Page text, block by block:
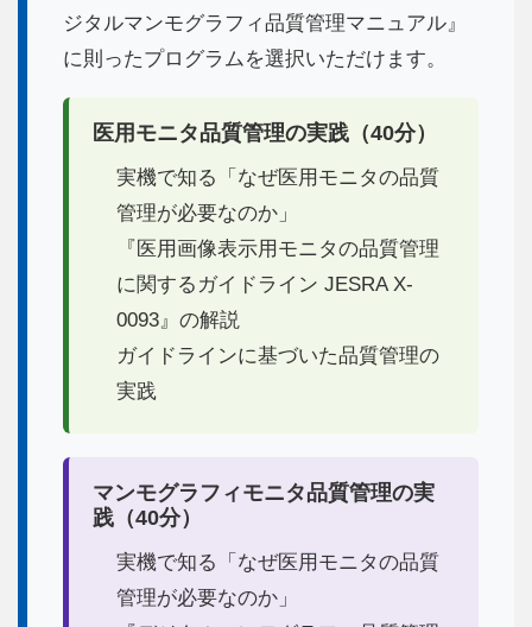
ジタルマンモグラフィ品質管理マニュアル』
に則ったプログラムを選択いただけます。
医用モニタ品質管理の実践（40分）
実機で知る「なぜ医用モニタの品質
管理が必要なのか」
『医用画像表示用モニタの品質管理
に関するガイドライン JESRA X-
0093』の解説
ガイドラインに基づいた品質管理の
実践
マンモグラフィモニタ品質管理の実
践（40分）
実機で知る「なぜ医用モニタの品質
管理が必要なのか」